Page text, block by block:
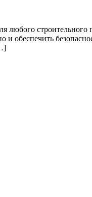
строительного
обеспечить